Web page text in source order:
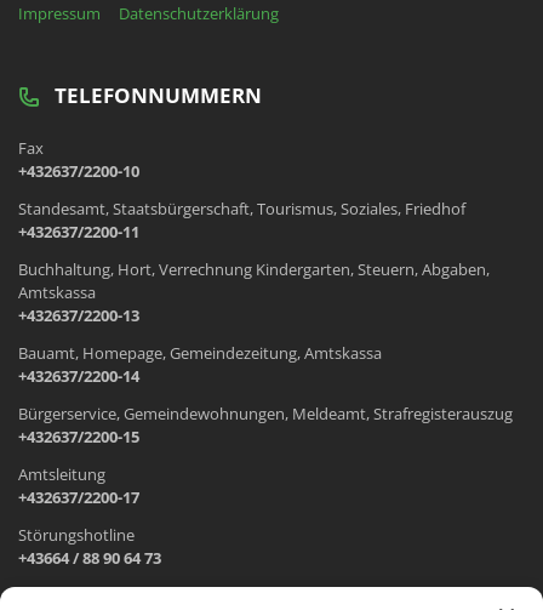
Impressum
Datenschutzerklärung
TELEFONNUMMERN
Fax
+432637/2200-10
Standesamt, Staatsbürgerschaft, Tourismus, Soziales, Friedhof
+432637/2200-11
Buchhaltung, Hort, Verrechnung Kindergarten, Steuern, Abgaben,
Amtskassa
+432637/2200-13
Bauamt, Homepage, Gemeindezeitung, Amtskassa
+432637/2200-14
Bürgerservice, Gemeindewohnungen, Meldeamt, Strafregisterauszug
+432637/2200-15
Amtsleitung
+432637/2200-17
Störungshotline
+43664 / 88 90 64 73